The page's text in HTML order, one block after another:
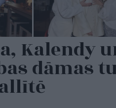
Kalendy
dāmas